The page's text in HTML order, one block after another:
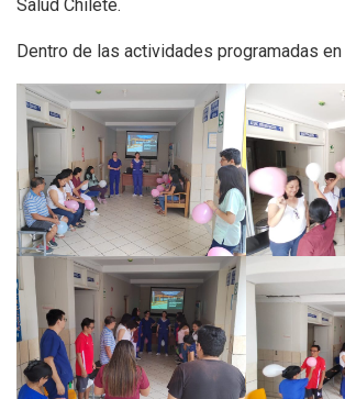
Salud Chilete.
Dentro de las actividades programadas